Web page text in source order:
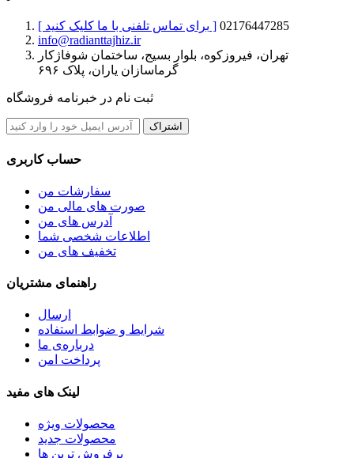
[ برای تماس تلفنی با ما کلیک کنید ] 02176447285
info@radianttajhiz.ir
تهران، فیروزکوه، بلوار بسیج، ساختمان شوفاژکار
گرماسازان یاران، پلاک ۶۹۶
ثبت نام در خبرنامه فروشگاه
اشتراک
حساب کاربری
سفارشات من
صورت های مالی من
آدرس های من
اطلاعات شخصی شما
تخفیف های من
راهنمای مشتریان
ارسال
شرایط و ضوابط استفاده
درباره‌ی ما
پرداخت امن
لینک های مفید
محصولات ویژه
محصولات جدید
پرفروش ترین‌ ها